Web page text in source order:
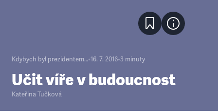
Kdybych byl prezidentem…•16. 7. 2016•3 minuty
Učit víře v budoucnost
Kateřina Tučková